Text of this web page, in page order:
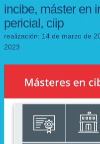
incibe, máster en
pericial, ciip
realización: 14 de marzo de
2023